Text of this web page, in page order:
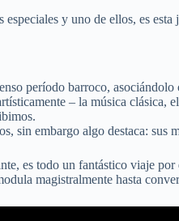
y uno de ellos, es esta
período barroco,
– la música
sin embargo algo destaca:
es todo un fantástico viaje
magistralmente hasta